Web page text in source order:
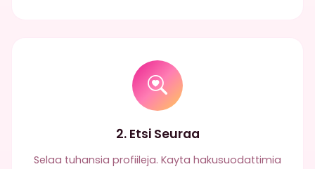
2. Etsi Seuraa
Selaa tuhansia profiileja. Kayta hakusuodattimia